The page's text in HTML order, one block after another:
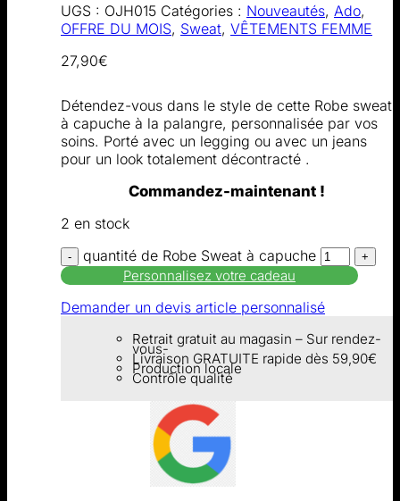
UGS : OJH015 Catégories : Nouveautés, Ado,
OFFRE DU MOIS, Sweat, VÊTEMENTS FEMME
27,90€
Détendez-vous dans le style de cette Robe sweat
à capuche à la palangre, personnalisée par vos
soins. Porté avec un legging ou avec un jeans
pour un look totalement décontracté .
Commandez-maintenant !
2 en stock
quantité de Robe Sweat à capuche
Personnalisez votre cadeau
Demander un devis article personnalisé
Retrait gratuit au magasin – Sur rendez-
vous-
Livraison GRATUITE rapide dès 59,90€
Production locale
Contrôle qualité